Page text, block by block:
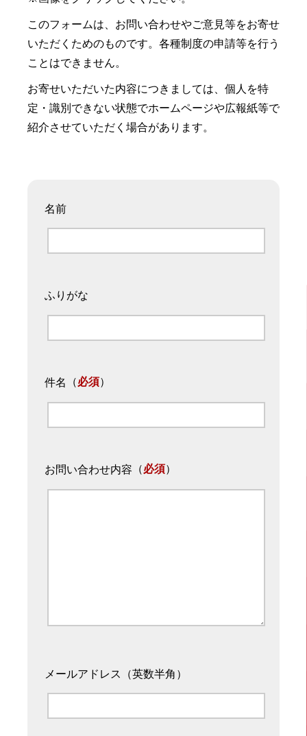
このフォームは、お問い合わせやご意見等をお寄せ
いただくためのものです。各種制度の申請等を行う
ことはできません。
お寄せいただいた内容につきましては、個人を特
定・識別できない状態でホームページや広報紙等で
紹介させていただく場合があります。
名前
ふりがな
件名 （必須）
お問い合わせ内容 （必須）
メールアドレス（英数半角）